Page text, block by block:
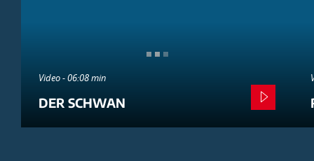
Video - 06:08 min
DER SCHWAN